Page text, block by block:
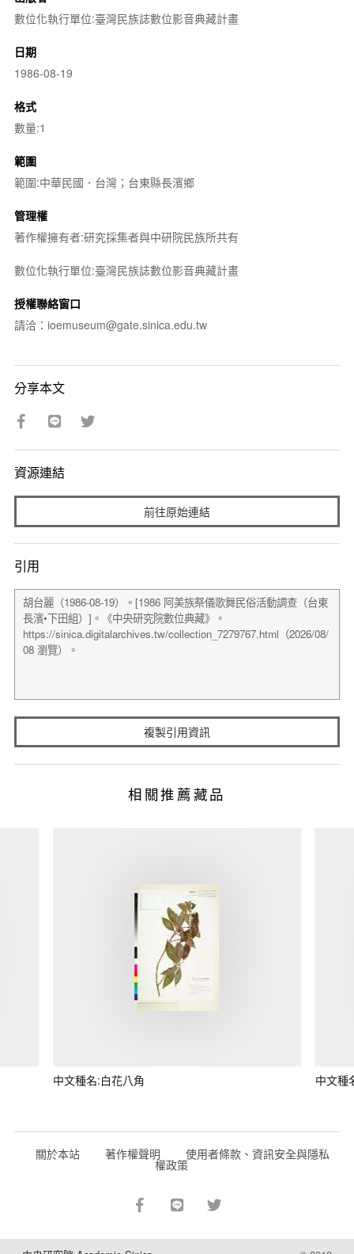
數位化執行單位:臺灣民族誌數位影音典藏計畫
日期
1986-08-19
格式
數量:1
範圍
範圍:中華民國．台灣；台東縣長濱鄉
管理權
著作權擁有者:研究採集者與中研院民族所共有
數位化執行單位:臺灣民族誌數位影音典藏計畫
授權聯絡窗口
請洽：ioemuseum@gate.sinica.edu.tw
分享本文
資源連結
前往原始連結
引用
複製引用資訊
相關推薦藏品
中文種名:白花八角 中文種
關於本站 著作權聲明 使用者條款、資訊安全與隱私
權政策